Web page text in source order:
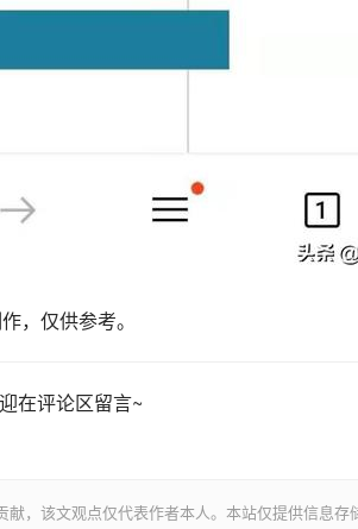
，仅供参考。
在评论区留言~
献，该文观点仅代表作者本人。本站仅提供信息